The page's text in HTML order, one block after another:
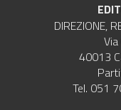
DIREZIONE,
40013
Tel. 051